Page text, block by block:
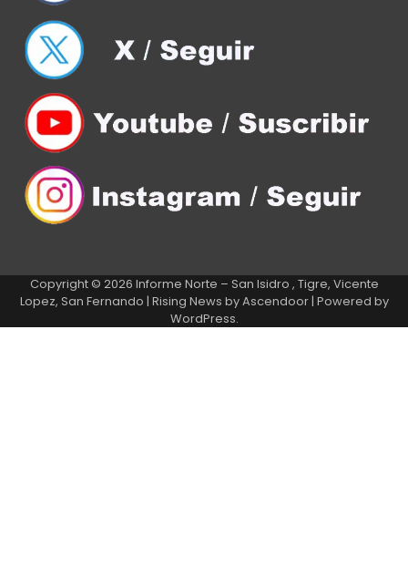
Copyright © 2026 Informe Norte – San Isidro , Tigre, Vicente
Lopez, San Fernando | Rising News byAscendoor| Powered by
WordPress.